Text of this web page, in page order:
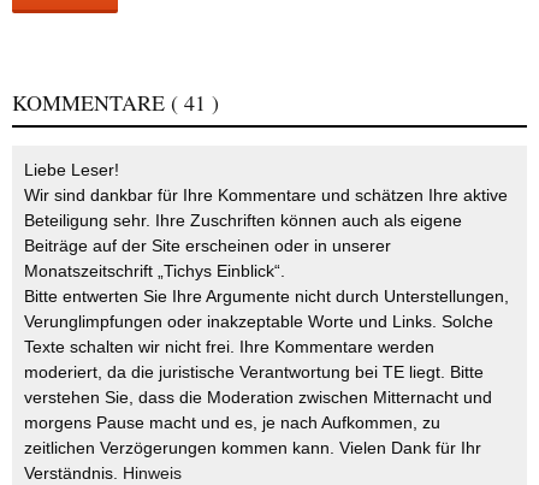
KOMMENTARE ( 41 )
Liebe Leser!
Wir sind dankbar für Ihre Kommentare und schätzen Ihre aktive
Beteiligung sehr. Ihre Zuschriften können auch als eigene
Beiträge auf der Site erscheinen oder in unserer
Monatszeitschrift „Tichys Einblick“.
Bitte entwerten Sie Ihre Argumente nicht durch Unterstellungen,
Verunglimpfungen oder inakzeptable Worte und Links. Solche
Texte schalten wir nicht frei. Ihre Kommentare werden
moderiert, da die juristische Verantwortung bei TE liegt. Bitte
verstehen Sie, dass die Moderation zwischen Mitternacht und
morgens Pause macht und es, je nach Aufkommen, zu
zeitlichen Verzögerungen kommen kann. Vielen Dank für Ihr
Verständnis. Hinweis